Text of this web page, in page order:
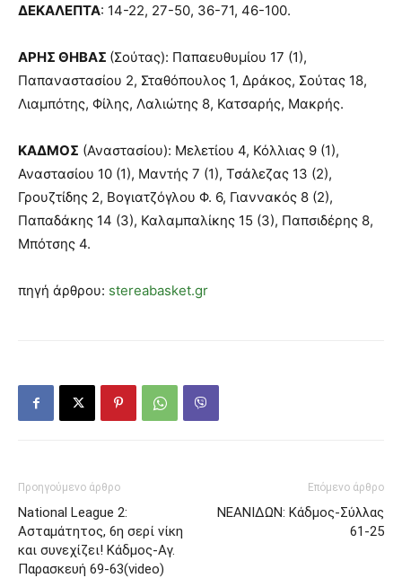
ΔΕΚΑΛΕΠΤΑ: 14-22, 27-50, 36-71, 46-100.
ΑΡΗΣ ΘΗΒΑΣ (Σούτας): Παπαευθυμίου 17 (1),
Παπαναστασίου 2, Σταθόπουλος 1, Δράκος, Σούτας 18,
Λιαμπότης, Φίλης, Λαλιώτης 8, Κατσαρής, Μακρής.
ΚΑΔΜΟΣ (Αναστασίου): Μελετίου 4, Κόλλιας 9 (1),
Αναστασίου 10 (1), Μαντής 7 (1), Τσάλεζας 13 (2),
Γρουζτίδης 2, Βογιατζόγλου Φ. 6, Γιαννακός 8 (2),
Παπαδάκης 14 (3), Καλαμπαλίκης 15 (3), Παπσιδέρης 8,
Μπότσης 4.
πηγή άρθρου: stereabasket.gr
Προηγούμενο άρθρο
National League 2:
Ασταμάτητος, 6η σερί νίκη
και συνεχίζει! Κάδμος-Αγ.
Παρασκευή 69-63(video)
Επόμενο άρθρο
ΝΕΑΝΙΔΩΝ: Κάδμος-Σύλλας
61-25